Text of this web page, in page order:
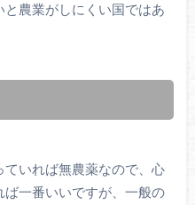
農業がしにくい国ではあ
いれば無農薬なので、心
一番いいですが、一般の